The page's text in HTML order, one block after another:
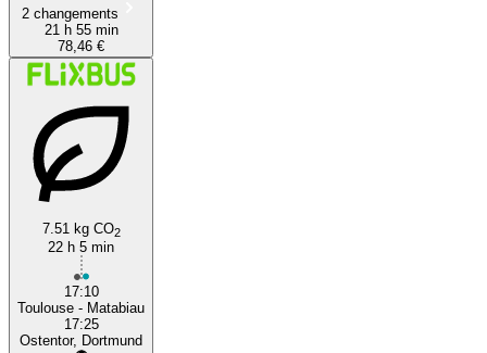
2 changements
21 h 55 min
78,46 €
7.51 kg CO2
22 h 5 min
17:10
Toulouse - Matabiau
17:25
Ostentor, Dortmund